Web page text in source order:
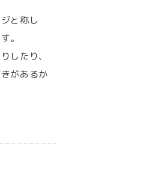
と称し
。
したり、
があるか